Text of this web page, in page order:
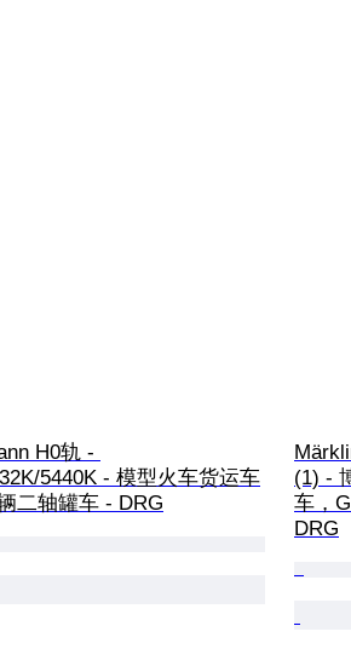
H0轨 -
5440K - 模型火车货运车
二轴罐车 - DRG
(1) -
车，
DRG